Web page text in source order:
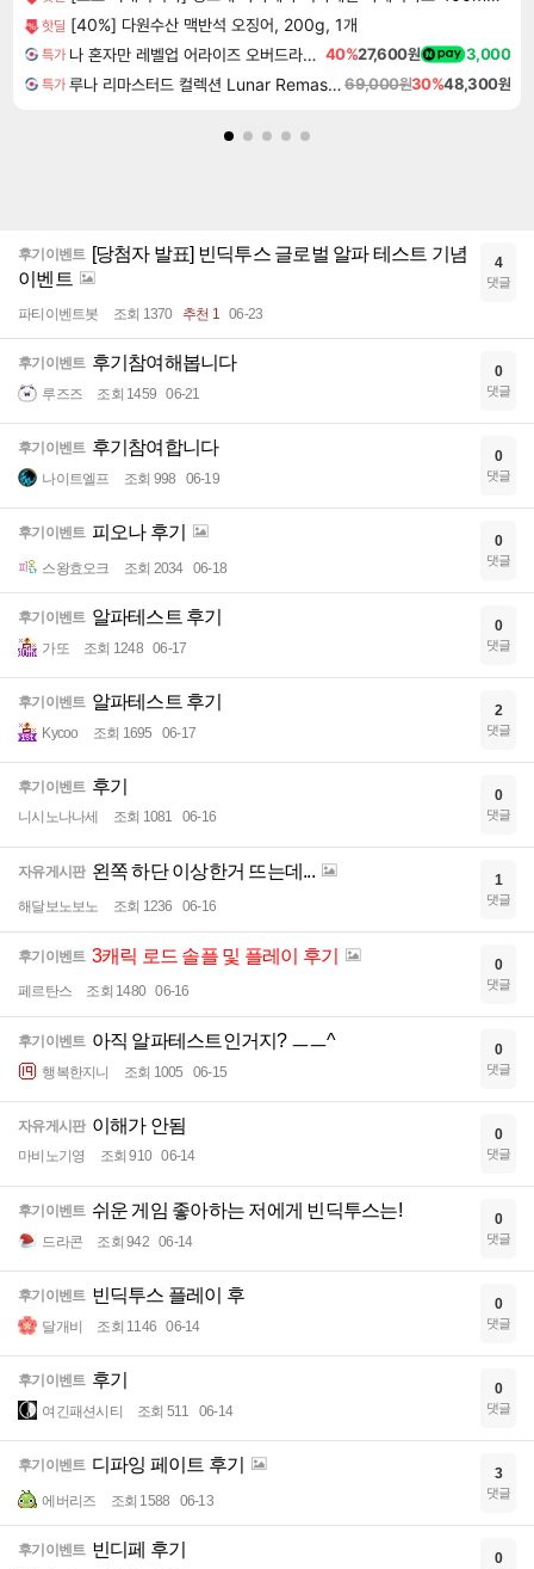
핫딜 [40%] 다원수산 맥반석 오징어, 200g, 1개
특가 나 혼자만 레벨업 어라이즈 오버드라이브 Solo Leveling Arise 40%27,600원 3,000
특가 루나 리마스터드 컬렉션 Lunar Remastered Collection69,000원30%48,300원
후기이벤트 [당첨자 발표] 빈딕투스 글로벌 알파 테스트 기념
이벤트
파티이벤트봇 조회 1370 추천 1 06-23
4
댓글
후기이벤트 후기참여해봅니다
루즈즈 조회 1459 06-21
0
댓글
후기이벤트 후기참여합니다
나이트엘프 조회 998 06-19
0
댓글
후기이벤트 피오나 후기
스왕효오크 조회 2034 06-18
0
댓글
후기이벤트 알파테스트 후기
가또 조회 1248 06-17
0
댓글
후기이벤트 알파테스트 후기
Kycoo 조회 1695 06-17
2
댓글
후기이벤트 후기
니시노나나세 조회 1081 06-16
0
댓글
자유게시판 왼쪽 하단 이상한거 뜨는데...
해달보노보노 조회 1236 06-16
1
댓글
후기이벤트 3캐릭 로드 솔플 및 플레이 후기
페르탄스 조회 1480 06-16
0
댓글
후기이벤트 아직 알파테스트인거지? ㅡㅡ^
행복한지니 조회 1005 06-15
0
댓글
자유게시판 이해가 안됨
마비노기영 조회 910 06-14
0
댓글
후기이벤트 쉬운 게임 좋아하는 저에게 빈딕투스는!
드라콘 조회 942 06-14
0
댓글
후기이벤트 빈딕투스 플레이 후
달개비 조회 1146 06-14
0
댓글
후기이벤트 후기
여긴패션시티 조회 511 06-14
0
댓글
후기이벤트 디파잉 페이트 후기
에버리즈 조회 1588 06-13
3
댓글
후기이벤트 빈디페 후기 0